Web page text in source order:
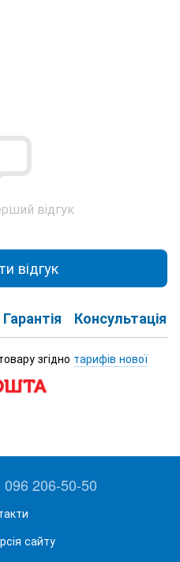
відгук
відгук
Гарантія Консультація
згідно тарифів нової
096 206-50-50
сайту